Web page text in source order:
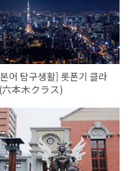
어 탐구생활] 롯폰기 클라
六本木クラス)